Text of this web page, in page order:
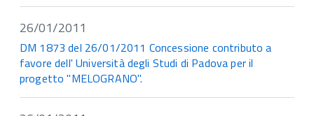
26/01/2011
DM 1873 del 26/01/2011 Concessione contributo a
favore dell' Università degli Studi di Padova per il
progetto "MELOGRANO".